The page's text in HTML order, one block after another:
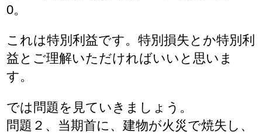
0。
これは特別利益です。特別損失とか特別利
益とご理解いただければいいと思いま
す。
では問題を見ていきましょう。
問題２、当期首に、建物が火災で焼失し、